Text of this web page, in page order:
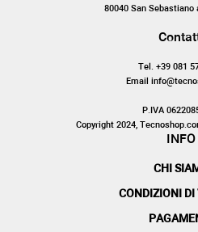
80040 San Sebastiano
Tel. +39 081
Email
P.IVA
Copyright 2024,
INFO
CHI
CONDIZIONI DI